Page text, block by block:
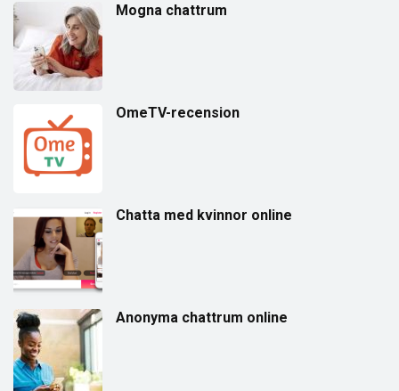
Mogna chattrum
OmeTV-recension
Chatta med kvinnor online
Anonyma chattrum online